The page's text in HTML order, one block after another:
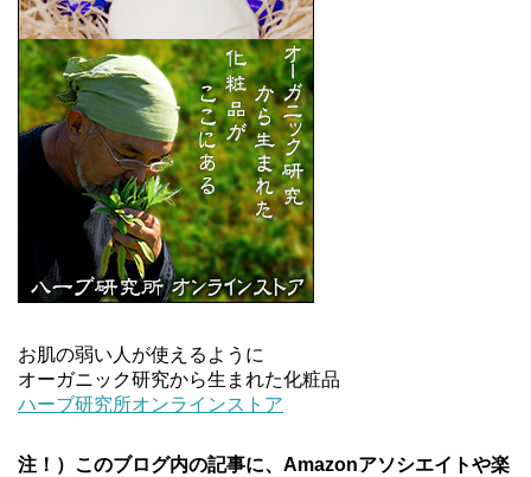
お肌の弱い人が使えるように
オーガニック研究から生まれた化粧品
ハーブ研究所オンラインストア
注！）このブログ内の記事に、Amazonアソシエイトや楽